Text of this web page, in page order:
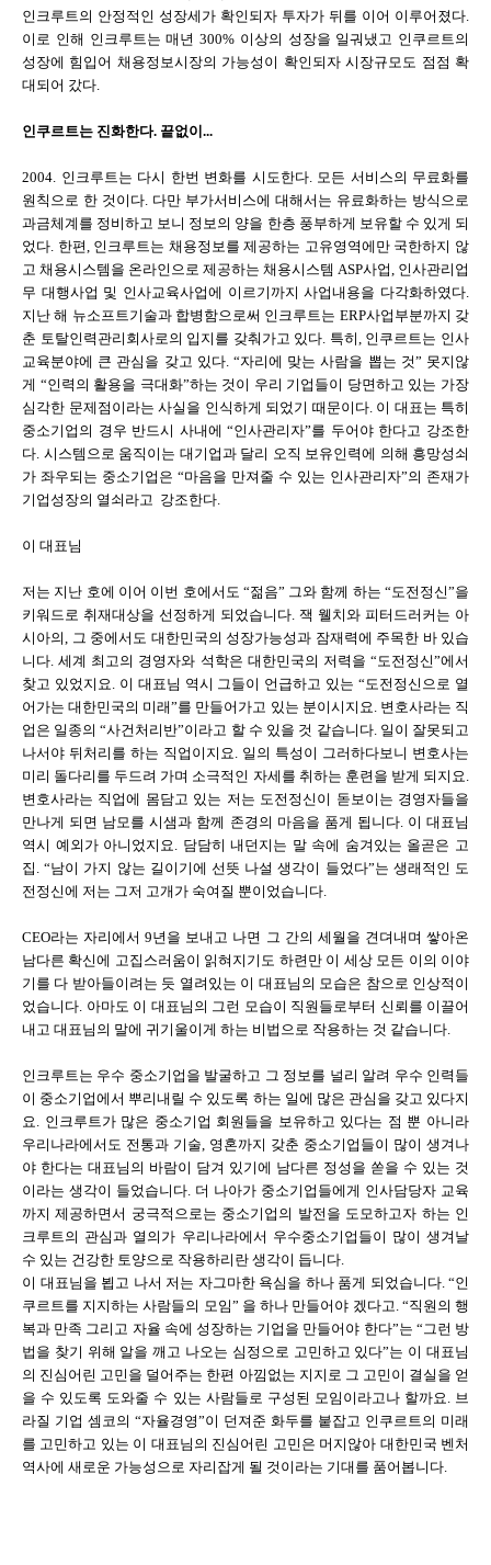
인크루트의 안정적인 성장세가 확인되자 투자가 뒤를 이어 이루어졌다.
이로 인해 인크루트는 매년 300% 이상의 성장을 일궈냈고 인쿠르트의
성장에 힘입어 채용정보시장의 가능성이 확인되자 시장규모도 점점 확
대되어 갔다.
인쿠르트는 진화한다. 끝없이...
2004. 인크루트는 다시 한번 변화를 시도한다. 모든 서비스의 무료화를
원칙으로 한 것이다. 다만 부가서비스에 대해서는 유료화하는 방식으로
과금체계를 정비하고 보니 정보의 양을 한층 풍부하게 보유할 수 있게 되
었다. 한편, 인크루트는 채용정보를 제공하는 고유영역에만 국한하지 않
고 채용시스템을 온라인으로 제공하는 채용시스템 ASP사업, 인사관리업
무 대행사업 및 인사교육사업에 이르기까지 사업내용을 다각화하였다.
지난 해 뉴소프트기술과 합병함으로써 인크루트는 ERP사업부분까지 갖
춘 토탈인력관리회사로의 입지를 갖춰가고 있다. 특히, 인쿠르트는 인사
교육분야에 큰 관심을 갖고 있다. “자리에 맞는 사람을 뽑는 것” 못지않
게 “인력의 활용을 극대화”하는 것이 우리 기업들이 당면하고 있는 가장
심각한 문제점이라는 사실을 인식하게 되었기 때문이다. 이 대표는 특히
중소기업의 경우 반드시 사내에 “인사관리자”를 두어야 한다고 강조한
다. 시스템으로 움직이는 대기업과 달리 오직 보유인력에 의해 흥망성쇠
가 좌우되는 중소기업은 “마음을 만져줄 수 있는 인사관리자”의 존재가
기업성장의 열쇠라고 강조한다.
이 대표님
저는 지난 호에 이어 이번 호에서도 “젊음” 그와 함께 하는 “도전정신”을
키워드로 취재대상을 선정하게 되었습니다. 잭 웰치와 피터드러커는 아
시아의, 그 중에서도 대한민국의 성장가능성과 잠재력에 주목한 바 있습
니다. 세계 최고의 경영자와 석학은 대한민국의 저력을 “도전정신”에서
찾고 있었지요. 이 대표님 역시 그들이 언급하고 있는 “도전정신으로 열
어가는 대한민국의 미래”를 만들어가고 있는 분이시지요. 변호사라는 직
업은 일종의 “사건처리반”이라고 할 수 있을 것 같습니다. 일이 잘못되고
나서야 뒤처리를 하는 직업이지요. 일의 특성이 그러하다보니 변호사는
미리 돌다리를 두드려 가며 소극적인 자세를 취하는 훈련을 받게 되지요.
변호사라는 직업에 몸담고 있는 저는 도전정신이 돋보이는 경영자들을
만나게 되면 남모를 시샘과 함께 존경의 마음을 품게 됩니다. 이 대표님
역시 예외가 아니었지요. 담담히 내던지는 말 속에 숨겨있는 올곧은 고
집. “남이 가지 않는 길이기에 선뜻 나설 생각이 들었다”는 생래적인 도
전정신에 저는 그저 고개가 숙여질 뿐이었습니다.
CEO라는 자리에서 9년을 보내고 나면 그 간의 세월을 견뎌내며 쌓아온
남다른 확신에 고집스러움이 읽혀지기도 하련만 이 세상 모든 이의 이야
기를 다 받아들이려는 듯 열려있는 이 대표님의 모습은 참으로 인상적이
었습니다. 아마도 이 대표님의 그런 모습이 직원들로부터 신뢰를 이끌어
내고 대표님의 말에 귀기울이게 하는 비법으로 작용하는 것 같습니다.
인크루트는 우수 중소기업을 발굴하고 그 정보를 널리 알려 우수 인력들
이 중소기업에서 뿌리내릴 수 있도록 하는 일에 많은 관심을 갖고 있다지
요. 인크루트가 많은 중소기업 회원들을 보유하고 있다는 점 뿐 아니라
우리나라에서도 전통과 기술, 영혼까지 갖춘 중소기업들이 많이 생겨나
야 한다는 대표님의 바람이 담겨 있기에 남다른 정성을 쏟을 수 있는 것
이라는 생각이 들었습니다. 더 나아가 중소기업들에게 인사담당자 교육
까지 제공하면서 궁극적으로는 중소기업의 발전을 도모하고자 하는 인
크루트의 관심과 열의가 우리나라에서 우수중소기업들이 많이 생겨날
수 있는 건강한 토양으로 작용하리란 생각이 듭니다.
이 대표님을 뵙고 나서 저는 자그마한 욕심을 하나 품게 되었습니다. “인
쿠르트를 지지하는 사람들의 모임” 을 하나 만들어야 겠다고. “직원의 행
복과 만족 그리고 자율 속에 성장하는 기업을 만들어야 한다”는 “그런 방
법을 찾기 위해 알을 깨고 나오는 심정으로 고민하고 있다”는 이 대표님
의 진심어린 고민을 덜어주는 한편 아낌없는 지지로 그 고민이 결실을 얻
을 수 있도록 도와줄 수 있는 사람들로 구성된 모임이라고나 할까요. 브
라질 기업 셈코의 “자율경영”이 던져준 화두를 붙잡고 인쿠르트의 미래
를 고민하고 있는 이 대표님의 진심어린 고민은 머지않아 대한민국 벤처
역사에 새로운 가능성으로 자리잡게 될 것이라는 기대를 품어봅니다.